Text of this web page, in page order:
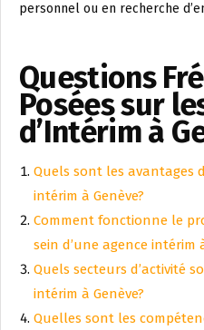
personnel ou en recherche
Questions
Posées sur
d’Intérim à
Quels sont les avantages
intérim à Genève?
Comment fonctionne le
sein d’une agence intérim
Quels secteurs d’activité
intérim à Genève?
Quelles sont les